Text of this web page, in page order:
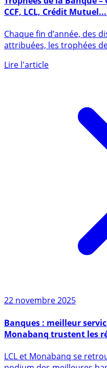
CCF, LCL, Crédit
leurs clients
attribuées, les trophées
22 novembre 2025
Banques : meilleur
Monabanq trustent les